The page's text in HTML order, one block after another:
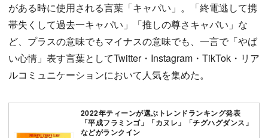
がある時に使用される言葉「キャパい」。「終電逃して携
帯失くして過去一キャパい」「推しの尊さキャパい」な
ど、プラスの意味でもマイナスの意味でも、一言で「やば
い心情」表す言葉としてTwitter・Instagram・TikTok・リア
ルコミュニケーションにおいて人気を集めた。
2022年ティーンが選ぶトレンドランキング発表
「平成フラミンゴ」「カヌレ」「チグハグダンス」
などがランクイン